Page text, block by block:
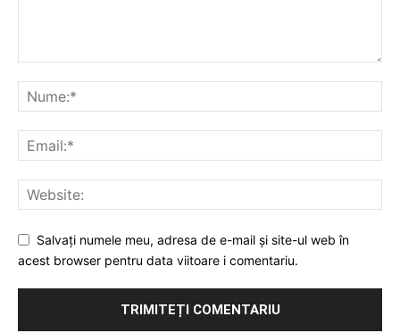
Salvați numele meu, adresa de e-mail și site-ul web în
acest browser pentru data viitoare i comentariu.